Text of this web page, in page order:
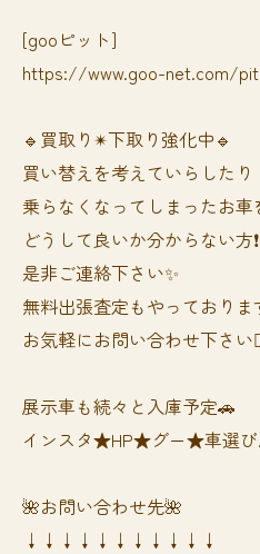
[gooピット]
https://www.goo-net.com/
🔹買取り✴︎下取り強化中🔹
買い替えを考えていらしたり
乗らなくなってしまったお車
どうして良いか分からない方❗️
是非ご連絡下さい✨
無料出張査定もやっておりま
お気軽にお問い合わせ下さい
展示車も続々と入庫予定🚗
インスタ★HP★グー★車選び
🌺お問い合わせ先🌺
↓↓↓↓↓↓↓↓↓↓↓